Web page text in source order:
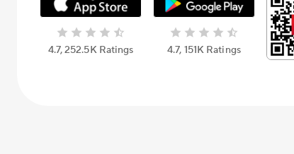
4.7, 252.5K Ratings 4.7, 151K Ratings